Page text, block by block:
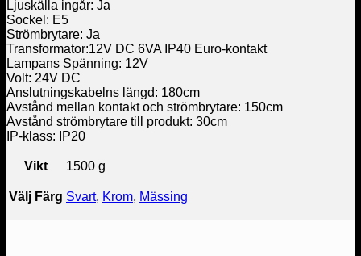
Ljuskälla ingår: Ja
Sockel: E5
Strömbrytare: Ja
Transformator:12V DC 6VA IP40 Euro-kontakt
Lampans Spänning: 12V
Volt: 24V DC
Anslutningskabelns längd: 180cm
Avstånd mellan kontakt och strömbrytare: 150cm
Avstånd strömbrytare till produkt: 30cm
IP-klass: IP20
Vikt 1500 g
Välj Färg Svart, Krom, Mässing